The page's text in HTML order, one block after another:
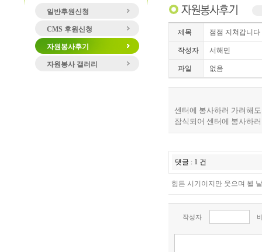
일반후원신청
CMS 후원신청
자원봉사후기
자원봉사 갤러리
제목 점점 지쳐갑니다
작성자 서해민
파일 없음
센터에 봉사하러 가려해
잠식되어 센터에 봉사하
댓글 : 1 건
힘든 시기이지만 웃으며 뵐
작성자